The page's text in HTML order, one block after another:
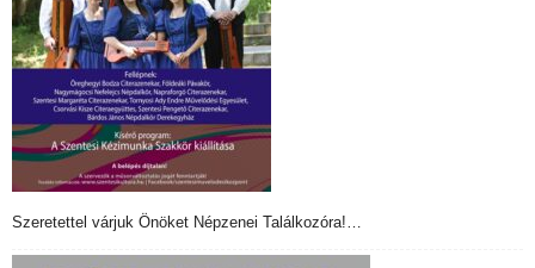
Szeretettel várjuk Önöket Népzenei Találkozóra!…